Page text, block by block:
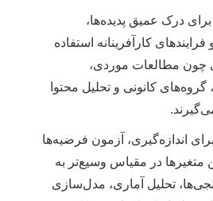
برای درک عمیق پدیده‌ها،
فرایندهای کارآفرینانه استفاده
مطالعات موردی،
کانونی و تحلیل محتوا
برای اندازه‌گیری، آزمون فرضیه‌ها
متغیرها در مقیاس وسیع‌تر به
تحلیل آماری، مدل‌سازی